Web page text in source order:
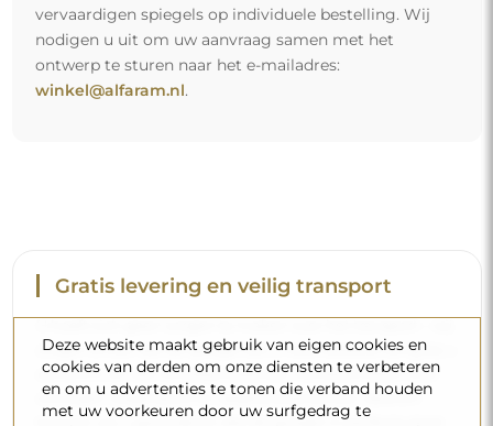
vervaardigen spiegels op individuele bestelling. Wij
nodigen u uit om uw aanvraag samen met het
ontwerp te sturen naar het e-mailadres:
winkel@alfaram.nl.
Gratis levering en veilig transport
U hoeft zich geen zorgen te maken over het transport – wij
zorgen ervoor dat de spiegel die u heeft besteld veilig bij u
aankomt, en dat volledig kosteloos. Wij beschikken over
ons eigen wagenpark en opgeleid personeel, daarom
kunnen wij u garanderen dat de spiegel in perfecte staat
Deze website maakt gebruik van eigen cookies en
cookies van derden om onze diensten te verbeteren
en om u advertenties te tonen die verband houden
met uw voorkeuren door uw surfgedrag te